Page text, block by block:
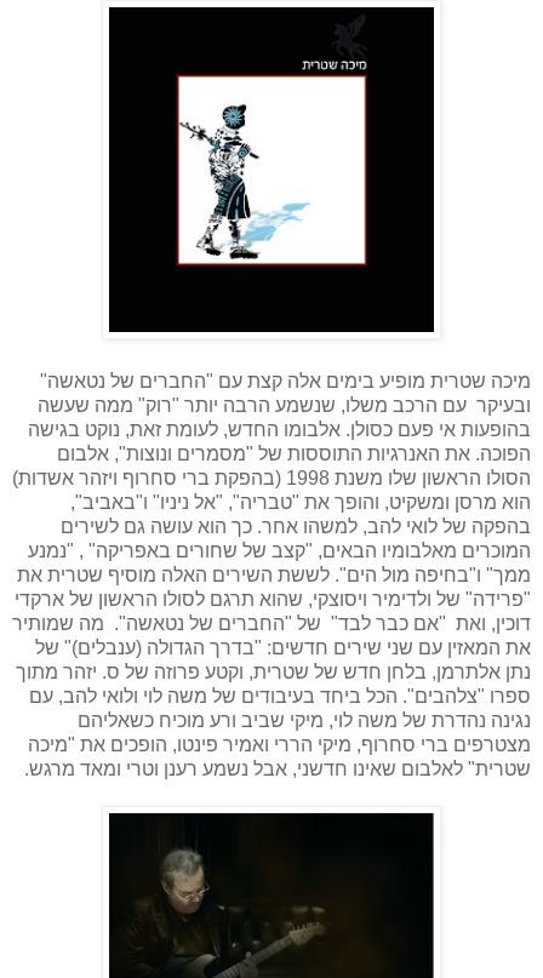
מיכה שטרית מופיע בימים אלה קצת עם "החברים של נטאשה"
ובעיקר עם הרכב משלו, שנשמע הרבה יותר "רוק" ממה שעשה
בהופעות אי פעם כסולן. אלבומו החדש, לעומת זאת, נוקט בגישה
הפוכה. את האנרגיות התוססות של "מסמרים ונוצות", אלבום
הסולו הראשון שלו משנת 1998 (בהפקת ברי סחרוף ויזהר אשדות)
הוא מרסן ומשקיט, והופך את "טבריה", "אל ניניו" ו"באביב",
בהפקה של לואי להב, למשהו אחר. כך הוא עושה גם לשירים
המוכרים מאלבומיו הבאים, "קצב של שחורים באפריקה" , "נמנע
ממך" ו"בחיפה מול הים". לששת השירים האלה מוסיף שטרית את
"פרידה" של ולדימיר ויסוצקי, שהוא תרגם לסולו הראשון של ארקדי
דוכין, ואת "אם כבר לבד" של "החברים של נטאשה". מה שמותיר
את המאזין עם שני שירים חדשים: "בדרך הגדולה (ענבלים)" של
נתן אלתרמן, בלחן חדש של שטרית, וקטע פרוזה של ס. יזהר מתוך
ספרו "צלהבים". הכל ביחד בעיבודים של משה לוי ולואי להב, עם
נגינה נהדרת של משה לוי, מיקי שביב ורע מוכיח כשאליהם
מצטרפים ברי סחרוף, מיקי הררי ואמיר פינטו, הופכים את "מיכה
שטרית" לאלבום שאינו חדשני, אבל נשמע רענן וטרי ומאד מרגש.